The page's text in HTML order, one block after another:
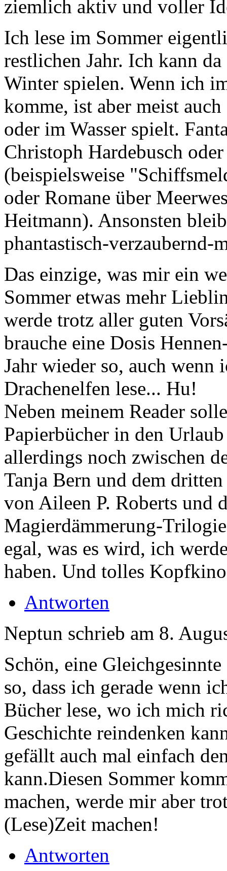
ziemlich aktiv und voller
Ich lese im Sommer
restlichen Jahr. Ich kann
Winter spielen. Wenn ich
komme, ist aber meist
oder im Wasser spielt.
Christoph Hardebusch
(beispielsweise
oder Romane über
Heitmann). Ansonsten
phantastisch-verzaubernd-
Das einzige, was mir ein
Sommer etwas mehr
werde trotz aller guten
brauche eine Dosis
Jahr wieder so, auch
Drachenelfen lese... Hu!
Neben meinem Reader
Papierbücher in den
allerdings noch zwischen
Tanja Bern und dem
von Aileen P. Roberts und
Magierdämmerung-
egal, was es wird, ich
haben. Und tolles
Antworten
Neptun schrieb am 8.
Schön, eine
so, dass ich gerade wenn
Bücher lese, wo ich mich
Geschichte reindenken
gefällt auch mal einfach
kann.Diesen Sommer
machen, werde mir aber
(Lese)Zeit machen!
Antworten